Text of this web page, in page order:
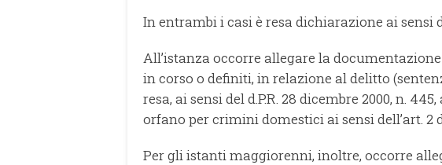
In entrambi i casi è resa dichiarazione ai sensi
All’istanza occorre allegare la
in corso o definiti, in relazione al delitto
resa, ai sensi del d.P.R. 28 dicembre 2000, n.
orfano per crimini domestici ai sensi dell’art. 2
Per gli istanti maggiorenni, inoltre, occorre